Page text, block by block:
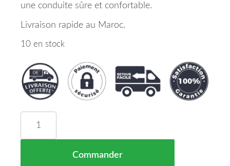
une conduite sûre et confortable.
Livraison rapide au Maroc.
10 en stock
Commander